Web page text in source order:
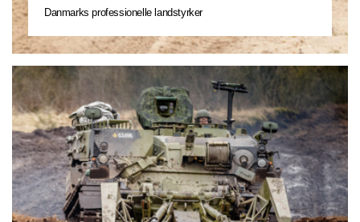
Danmarks professionelle landstyrker